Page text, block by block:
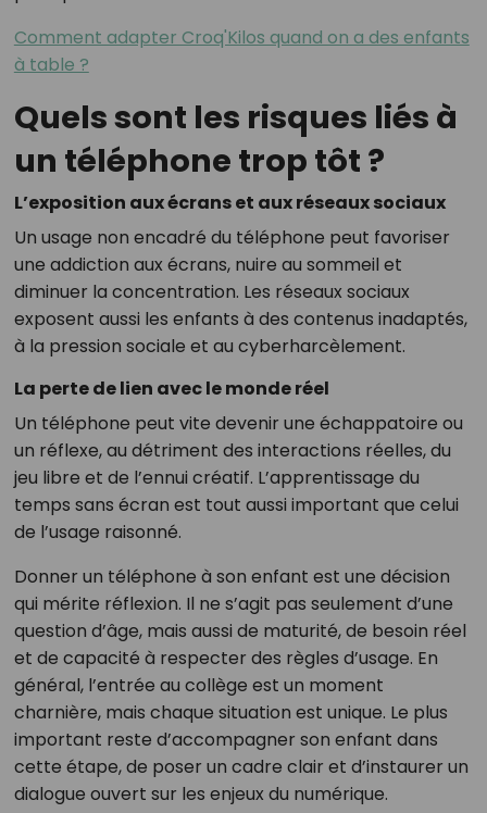
Comment adapter Croq'Kilos quand on a des enfants
à table ?
Quels sont les risques liés à
un téléphone trop tôt ?
L’exposition aux écrans et aux réseaux sociaux
Un usage non encadré du téléphone peut favoriser
une addiction aux écrans, nuire au sommeil et
diminuer la concentration. Les réseaux sociaux
exposent aussi les enfants à des contenus inadaptés,
à la pression sociale et au cyberharcèlement.
La perte de lien avec le monde réel
Un téléphone peut vite devenir une échappatoire ou
un réflexe, au détriment des interactions réelles, du
jeu libre et de l’ennui créatif. L’apprentissage du
temps sans écran est tout aussi important que celui
de l’usage raisonné.
Donner un téléphone à son enfant est une décision
qui mérite réflexion. Il ne s’agit pas seulement d’une
question d’âge, mais aussi de maturité, de besoin réel
et de capacité à respecter des règles d’usage. En
général, l’entrée au collège est un moment
charnière, mais chaque situation est unique. Le plus
important reste d’accompagner son enfant dans
cette étape, de poser un cadre clair et d’instaurer un
dialogue ouvert sur les enjeux du numérique.